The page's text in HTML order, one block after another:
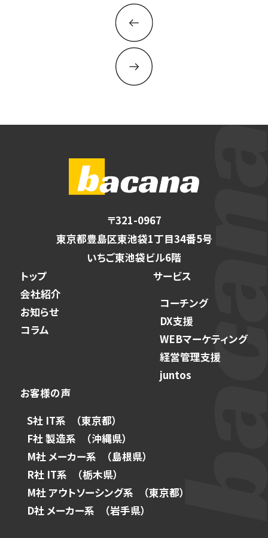
〒321-0967
東京都豊島区東池袋1丁目34番5号
いちご東池袋ビル6階
トップ
会社紹介
お知らせ
コラム
サービス
コーチング
DX支援
WEBマーケティング
経営管理支援
juntos
お客様の声
S社 IT系 （東京都）
F社 製造系 （沖縄県）
M社 メーカー系 （島根県）
R社 IT系 （栃木県）
M社 アウトソーシング系 （東京都）
D社 メーカー系 （岩手県）